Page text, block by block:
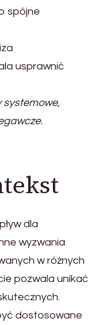
spójne
usprawnić
systemowe,
dla
wyzwania
w różnych
pozwala unikać
dostosowane